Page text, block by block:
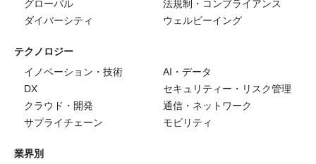
グローバル
法規制・コンプライアンス
ダイバーシティ
ウェルビーイング
テクノロジー
イノベーション・技術
AI・データ
DX
セキュリティー・リスク管理
クラウド・開発
通信・ネットワーク
サプライチェーン
モビリティ
業界別